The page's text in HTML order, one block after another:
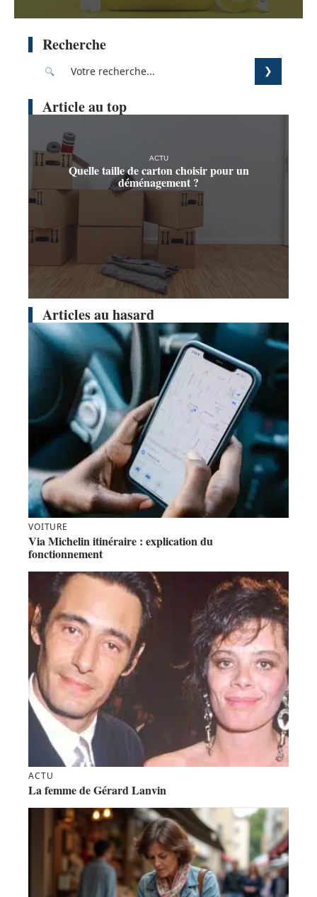
Recherche
Article au top
ACTU
Quelle taille de carton choisir pour un
déménagement ?
Articles au hasard
VOITURE
Via Michelin itinéraire : explication du
fonctionnement
ACTU
La femme de Gérard Lanvin